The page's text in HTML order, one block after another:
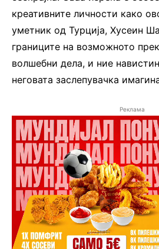
креативните личности како
уметник од Турција, Хусеин
границите на возможното
волшебни дела, и ние
неговата заслепувачка
Реклама